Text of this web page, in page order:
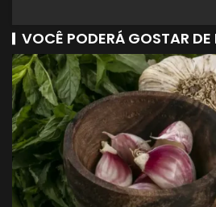
VOCÊ PODERÁ GOSTAR DE